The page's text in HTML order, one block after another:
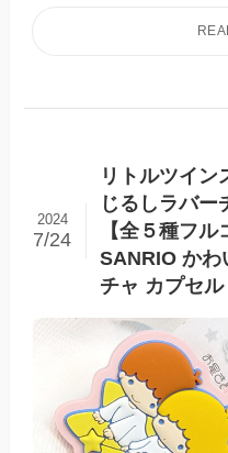
リトルツイン
じるしラバー
【全５種フ
SANRIO かわ
チャ カプセル
2024
7/24